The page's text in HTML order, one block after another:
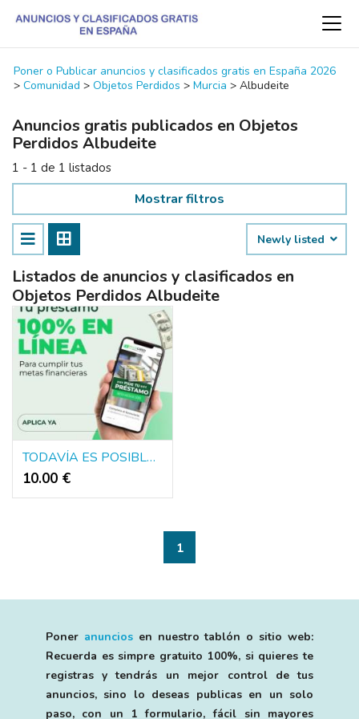
Poner o Publicar anuncios y clasificados gratis en España 2026
> Comunidad > Objetos Perdidos > Murcia > Albudeite
Anuncios gratis publicados en Objetos
Perdidos Albudeite
1 - 1 de 1 listados
Mostrar filtros
Newly listed
Listados de anuncios y clasificados en
Objetos Perdidos Albudeite
TODAVÍA ES POSIBLE EN ESPANA PARA UN CRÉDITO RÁPIDO. Whatsapp: 658 482 369
10.00 €
1
Poner anunciosen nuestro tablón o sitio web:
Recuerda es simpre gratuito 100%, si quieres te
registras y tendrás un mejor control de tus
anuncios, sino lo deseas publicas en un solo
paso, con un 1 formulario, fácil sin mayores